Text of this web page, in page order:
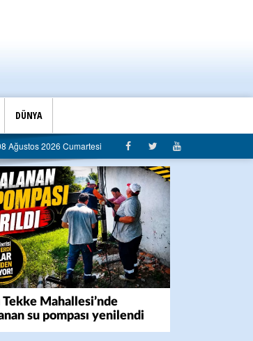
DÜNYA
Ağustos 2026 Cumartesi
Tekke Mahallesi’nde
su pompası yenilendi